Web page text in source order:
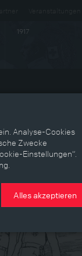
1917
– Die
nach 1918
Analyse-Cookies
Zwecke
Einstellungen“.
Alles akzeptieren